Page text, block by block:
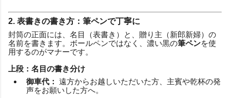
2. 表書きの書き方：筆ペンで丁寧に
封筒の正面には、名目（表書き）と、贈り主（新郎新婦）の
名前を書きます。ボールペンではなく、濃い黒の筆ペンを使
用するのがマナーです。
上段：名目の書き分け
御車代： 遠方からお越しいただいた方、主賓や乾杯の発
声をお願いした方へ。